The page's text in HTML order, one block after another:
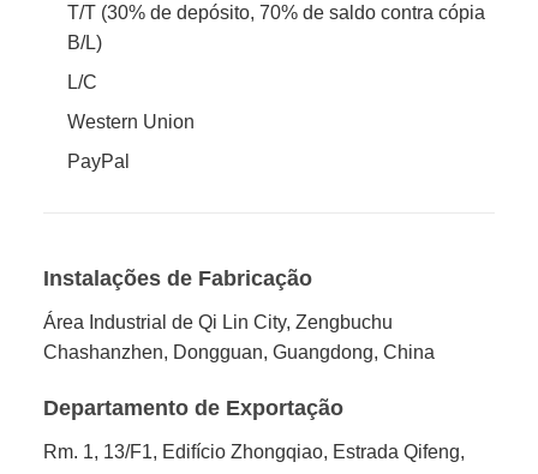
T/T (30% de depósito, 70% de saldo contra cópia
B/L)
L/C
Western Union
PayPal
Instalações de Fabricação
Área Industrial de Qi Lin City, Zengbuchu
Chashanzhen, Dongguan, Guangdong, China
Departamento de Exportação
Rm. 1, 13/F1, Edifício Zhongqiao, Estrada Qifeng,